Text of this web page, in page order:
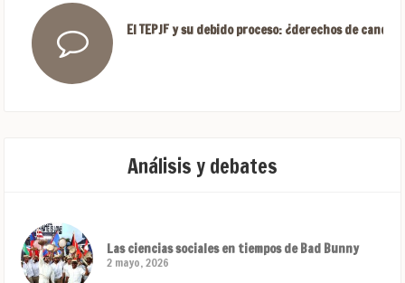
El TEPJF y su debido proceso: ¿derechos de
Análisis y debates
Las ciencias sociales en tiempos de Bad Bunny
2 mayo, 2026